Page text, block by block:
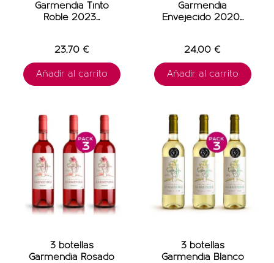
Garmendia Tinto
Roble 2023...
23,70 €
Añadir al carrito
Garmendia
Envejecido 2020...
24,00 €
Añadir al carrito
3 botellas
Garmendia Rosado
3 botellas
Garmendia Blanco